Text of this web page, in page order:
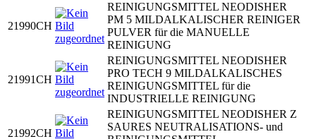
21990CH
REINIGUNGSMITTEL NEODISHER
PM 5 MILDALKALISCHER REINIGER
PULVER für die MANUELLE
REINIGUNG
21991CH
REINIGUNGSMITTEL NEODISHER
PRO TECH 9 MILDALKALISCHES
REINIGUNGSMITTEL für die
INDUSTRIELLE REINIGUNG
21992CH
REINIGUNGSMITTEL NEODISHER Z
SAURES NEUTRALISATIONS- und